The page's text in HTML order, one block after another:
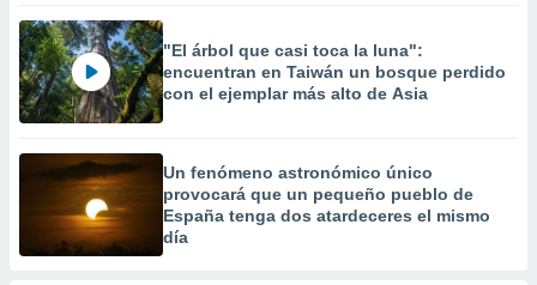
"El árbol que casi toca la luna":
encuentran en Taiwán un bosque perdido
con el ejemplar más alto de Asia
Un fenómeno astronómico único
provocará que un pequeño pueblo de
España tenga dos atardeceres el mismo
día